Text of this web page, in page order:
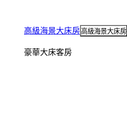
高級海景大床房高級海景大床房
豪華大床客房